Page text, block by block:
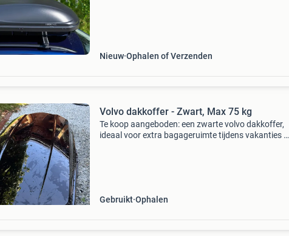
Nieuw Ophalen of Verzenden
Volvo dakkoffer - Zwart, Max 75 kg
Te koop aangeboden: een zwarte volvo dakkoffer,
ideaal voor extra bagageruimte tijdens vakanties of
Gebruikt Ophalen